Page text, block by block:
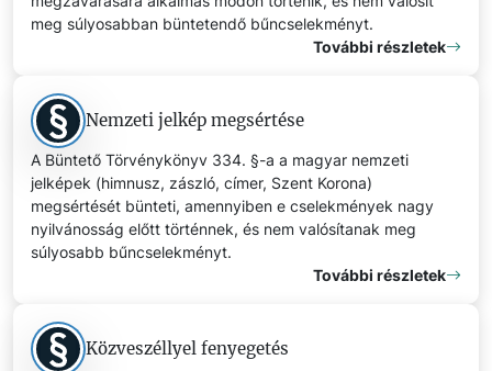
meg súlyosabban büntetendő bűncselekményt.
További részletek
Nemzeti jelkép megsértése
A Büntető Törvénykönyv 334. §-a a magyar nemzeti
jelképek (himnusz, zászló, címer, Szent Korona)
megsértését bünteti, amennyiben e cselekmények nagy
nyilvánosság előtt történnek, és nem valósítanak meg
súlyosabb bűncselekményt.
További részletek
Közveszéllyel fenyegetés